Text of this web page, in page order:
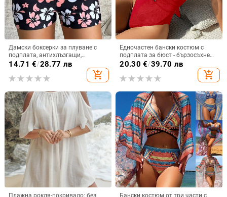
Дамски боксерки за плуване с
подплата, антихлъзгащи,
полиестер/найлонова материя,
подплата от спандекс (18%),
марка 25A007XF114, за плуване
14.71 €/28.77 лв
add_shopping_cart
Едночастен бански костюм с
подплата за бюст - бързосъхнещ,
висока еластичност, найлонова
20.30 €/39.70 лв
add_shopping_cart
Плажна рокля-покривало: без
Бански костюм от три части с